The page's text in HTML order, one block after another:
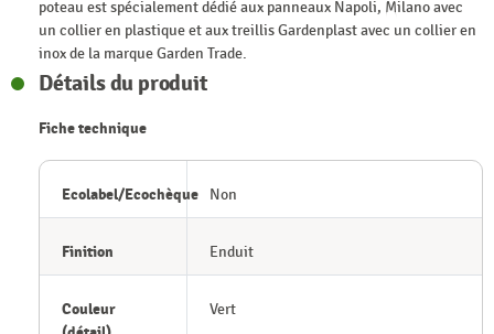
poteau est spécialement dédié aux panneaux Napoli, Milano avec
un collier en plastique et aux treillis Gardenplast avec un collier en
inox de la marque Garden Trade.
Détails du produit
Fiche technique
Ecolabel/Ecochèque Non
Finition Enduit
Couleur
Vert